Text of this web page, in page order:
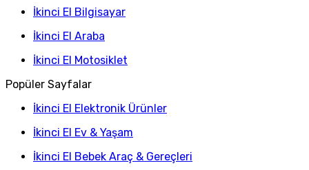
İkinci El Bilgisayar
İkinci El Araba
İkinci El Motosiklet
Popüler Sayfalar
İkinci El Elektronik Ürünler
İkinci El Ev & Yaşam
İkinci El Bebek Araç & Gereçleri